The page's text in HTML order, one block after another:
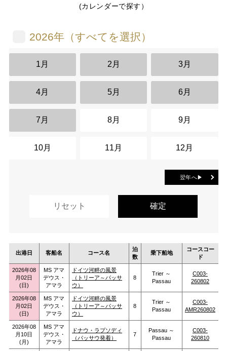
(カレンダーで探す）
2026年（すべてを選択）
1月 2月 3月
4月 5月 6月
7月 8月 9月
10月 11月 12月
翌年へ▶
出港日 客船名 コース名
泊
数
乗下船地
コースコー
ド
2026年08
月02日
(日)
MS アマ
デウス・
アマラ
ドイツ河畔の風景
（トリーア～パッサ
ウ）
8
Trier ～
Passau
C003-
260802
2026年08
月02日
(日)
MS アマ
デウス・
アマラ
ドイツ河畔の風景
（トリーア～パッサ
ウ）
8
Trier ～
Passau
C003-
AMR260802
2026年08
月10日
(月)
MS アマ
デウス・
アマラ
ドナウ・ラプソディ
（パッサウ発着）
7
Passau ～
Passau
C003-
260810